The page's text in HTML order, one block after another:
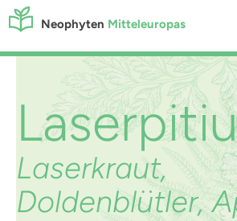
Neophyten Mitteleuropas
Laserkraut,
Doldenblütler,